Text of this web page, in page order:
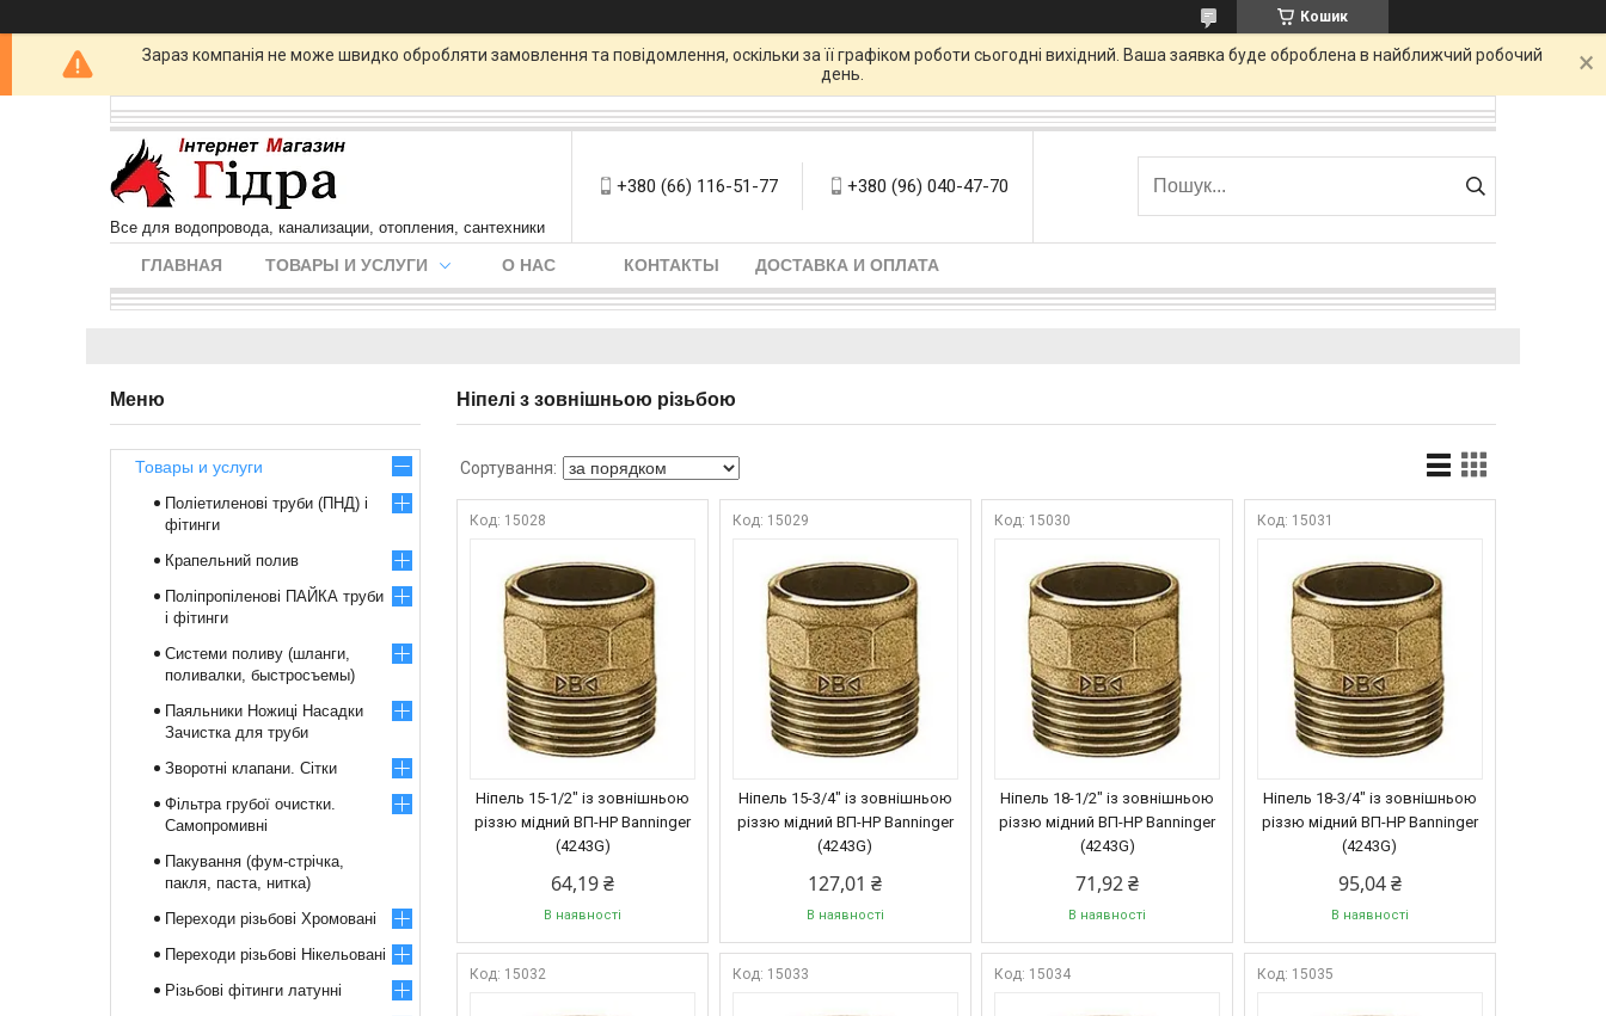
Кошик
Зараз компанія не може швидко обробляти замовлення та повідомлення, оскільки за її графіком роботи сьогодні вихідний. Ваша заявка буде оброблена в найближчий робочий
день.
Все для водопровода, канализации, отопления, сантехники
+380 (66) 116-51-77 +380 (96) 040-47-70
ГЛАВНАЯ ТОВАРЫ И УСЛУГИ О НАС КОНТАКТЫ ДОСТАВКА И ОПЛАТА
Ніпелі з зовнішньою різьбою
15028
Ніпель 15-1/2" із зовнішньою
різзю мідний ВП-НР Banninger
(4243G)
64,19 ₴
В наявності
15029
Ніпель 15-3/4" із зовнішньою
різзю мідний ВП-НР Banninger
(4243G)
127,01 ₴
В наявності
15030
Ніпель 18-1/2" із зовнішньою
різзю мідний ВП-НР Banninger
(4243G)
71,92 ₴
В наявності
15031
Ніпель 18-3/4" із зовнішньою
різзю мідний ВП-НР Banninger
(4243G)
95,04 ₴
В наявності
15032 15033 15034 15035
Товары и услуги
Поліетиленові труби (ПНД) і
фітинги
Крапельний полив
Поліпропіленові ПАЙКА труби
і фітинги
Системи поливу (шланги,
поливалки, быстросъемы)
Паяльники Ножиці Насадки
Зачистка для труби
Зворотні клапани. Сітки
Фільтра грубої очистки.
Самопромивні
Пакування (фум-стрічка,
пакля, паста, нитка)
Переходи різьбові Хромовані
Переходи різьбові Нікельовані
Різьбові фітинги латунні